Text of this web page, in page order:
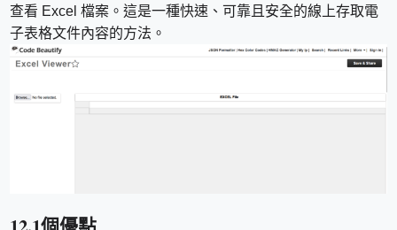
查看 Excel 檔案。這是一種快速、可靠且安全的線上存取電
子表格文件內容的方法。